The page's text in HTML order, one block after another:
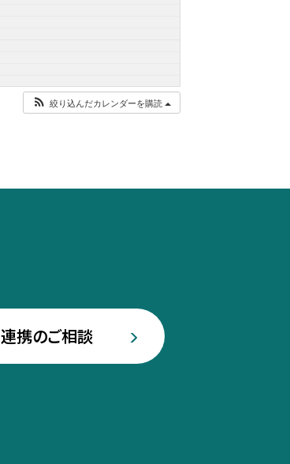
絞り込んだカレンダーを購読
連携のご相談